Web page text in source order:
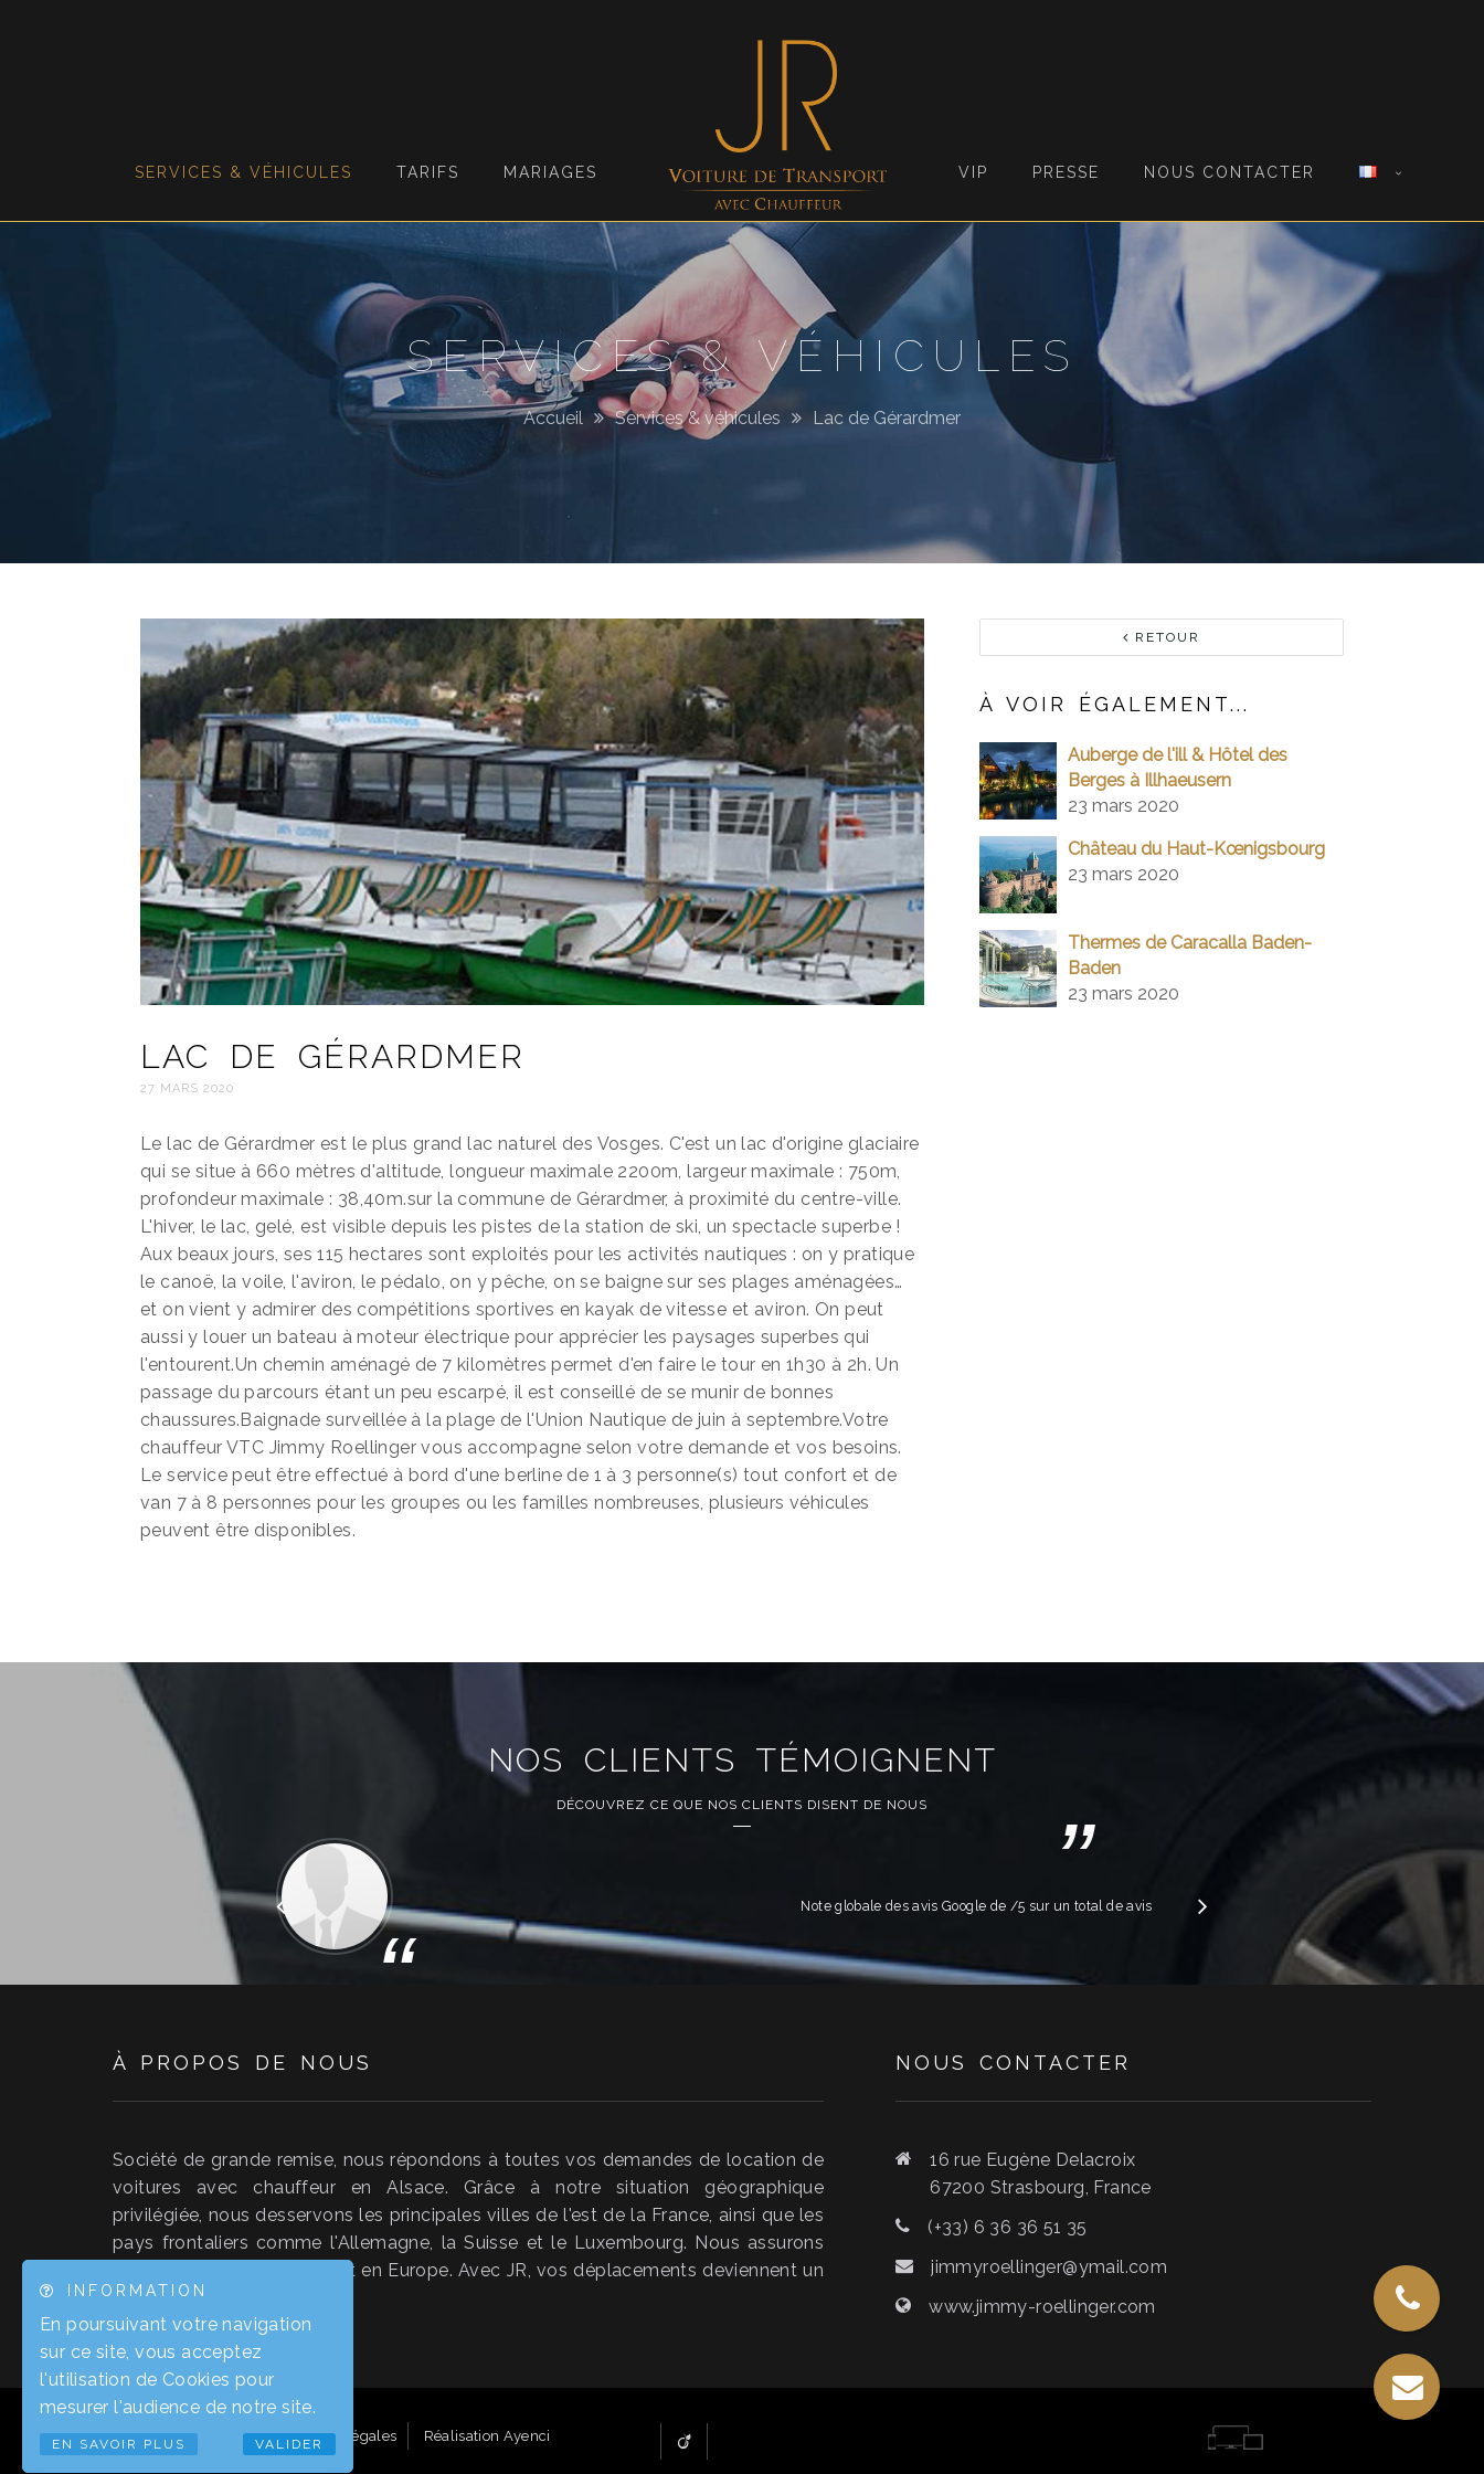
SERVICES & VÉHICULES TARIFS MARIAGES VIP PRESSE NOUS CONTACTER
Roellinger
SERVICES & VÉHICULES
Accueil Services & véhicules Lac de Gérardmer
LAC DE GÉRARDMER
27 MARS 2020
Le lac de Gérardmer est le plus grand lac naturel des Vosges. C'est un lac d'origine glaciaire
qui se situe à 660 mètres d'altitude, longueur maximale 2200m, largeur maximale : 750m,
profondeur maximale : 38,40m.sur la commune de Gérardmer, à proximité du centre-ville.
L'hiver, le lac, gelé, est visible depuis les pistes de la station de ski, un spectacle superbe !
Aux beaux jours, ses 115 hectares sont exploités pour les activités nautiques : on y pratique
le canoë, la voile, l'aviron, le pédalo, on y pêche, on se baigne sur ses plages aménagées…
et on vient y admirer des compétitions sportives en kayak de vitesse et aviron. On peut
aussi y louer un bateau à moteur électrique pour apprécier les paysages superbes qui
l'entourent.Un chemin aménagé de 7 kilomètres permet d'en faire le tour en 1h30 à 2h. Un
passage du parcours étant un peu escarpé, il est conseillé de se munir de bonnes
chaussures.Baignade surveillée à la plage de l'Union Nautique de juin à septembre.Votre
chauffeur VTC Jimmy Roellinger vous accompagne selon votre demande et vos besoins.
Le service peut être effectué à bord d'une berline de 1 à 3 personne(s) tout confort et de
van 7 à 8 personnes pour les groupes ou les familles nombreuses, plusieurs véhicules
peuvent être disponibles.
RETOUR
À VOIR ÉGALEMENT...
Auberge de l'ill & Hôtel des
Berges à Illhaeusern
23 mars 2020
Château du Haut-Kœnigsbourg
23 mars 2020
Thermes de Caracalla Baden-
Baden
23 mars 2020
NOS CLIENTS TÉMOIGNENT
DÉCOUVREZ CE QUE NOS CLIENTS DISENT DE NOUS
“
”
Note globale des avis Google de /5 sur un total deavis
Précédent
À PROPOS DE NOUS
Société de grande remise, nous répondons à toutes vos demandes de location de
voitures avec chauffeur en Alsace. Grâce à notre situation géographique
privilégiée, nous desservons les principales villes de l'est de la France, ainsi que les
pays frontaliers comme l'Allemagne, la Suisse et le Luxembourg. Nous assurons
ainsi un service en France et en Europe. Avec JR, vos déplacements deviennent un
véritable plaisir.
NOUSCONTACTER
16 rue Eugène Delacroix
67200 Strasbourg, France
(+33) 6 36 36 51 35
jimmyroellinger@ymail.com
www.jimmy-roellinger.com
© Jimmy Roellinger Mentions légales Réalisation Ayenci
INFORMATION
En poursuivant votre navigation
sur ce site, vous acceptez
l'utilisation de Cookies pour
mesurer l'audience de notre site.
EN SAVOIR PLUS VALIDER